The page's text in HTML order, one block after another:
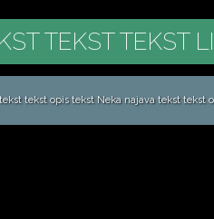
TEKST TEKST
tekst opis tekst Neka najava tekst tekst